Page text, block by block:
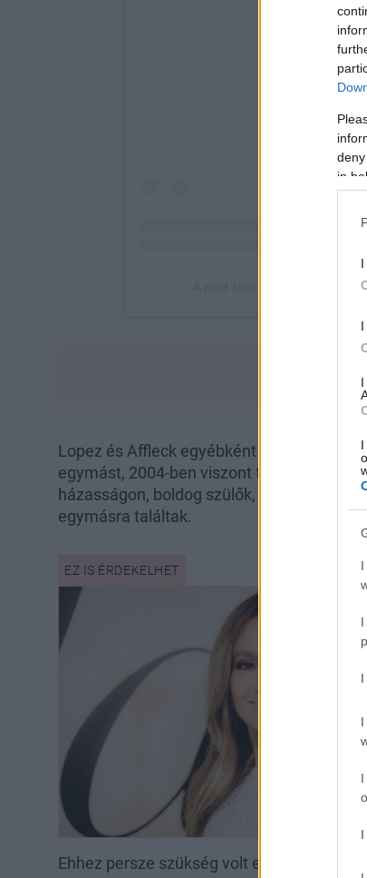
in
Lopez és Affleck egyébként 2001-ben
egymást, 2004-ben viszont felbontották
házasságon, boldog szülők, és 17 évnek
egymásra találtak.
Ehhez persze szükség volt egy fájdalmas